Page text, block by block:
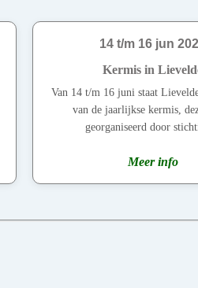
14 t/m 16 jun
Kermis in
Van 14 t/m 16 juni staat
van de jaarlijkse kermis,
georganiseerd door
Meer info